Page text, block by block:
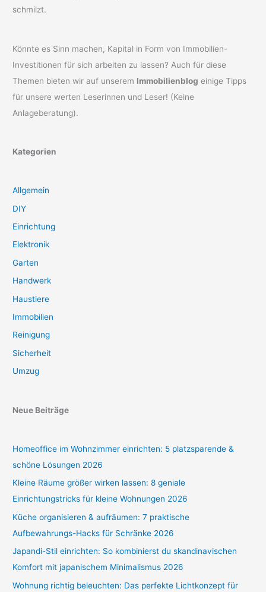
schmilzt.
Könnte es Sinn machen, Kapital in Form von Immobilien-
Investitionen für sich arbeiten zu lassen? Auch für diese
Themen bieten wir auf unserem Immobilienblog einige Tipps
für unsere werten Leserinnen und Leser! (Keine
Anlageberatung).
Kategorien
Allgemein
DIY
Einrichtung
Elektronik
Garten
Handwerk
Haustiere
Immobilien
Reinigung
Sicherheit
Umzug
Neue Beiträge
Homeoffice im Wohnzimmer einrichten: 5 platzsparende &
schöne Lösungen 2026
Kleine Räume größer wirken lassen: 8 geniale
Einrichtungstricks für kleine Wohnungen 2026
Küche organisieren & aufräumen: 7 praktische
Aufbewahrungs-Hacks für Schränke 2026
Japandi-Stil einrichten: So kombinierst du skandinavischen
Komfort mit japanischem Minimalismus 2026
Wohnung richtig beleuchten: Das perfekte Lichtkonzept für